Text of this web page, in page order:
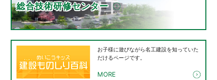
総合技術研修センター
お子様に遊びながら名工建設を知っていた
だけるページです。
MORE